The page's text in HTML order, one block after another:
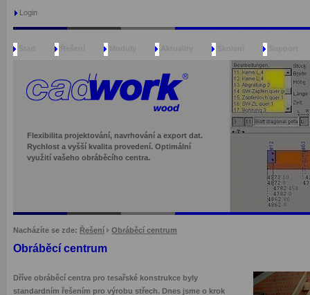
Login
Flexibilita projektování, navrhování a export dat.
Rychlost a vyšší kvalita provedení. Optimální
využití vašeho obráběcího centra.
Nacházíte se zde: Řešení Obráběcí centrum
Obráběcí centrum
Dříve obráběcí centra pro tesařské konstrukce byly
standardním řešením pro výrobu střech. Dnes jsme o krok